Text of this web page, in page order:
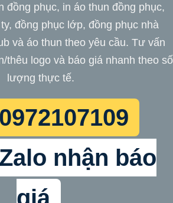
đồng phục, in áo thun đồng phục,
đồng phục lớp, đồng phục nhà
và áo thun theo yêu cầu. Tư vấn
thêu logo và báo giá nhanh theo số
lượng thực tế.
nhận báo
giá